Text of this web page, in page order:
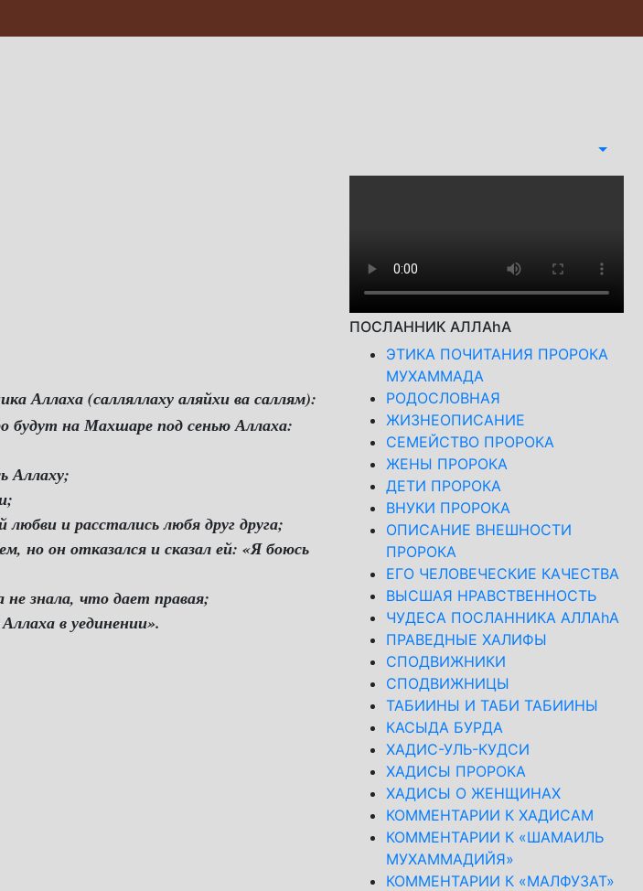
Аллаха (салляллаху аляйхи ва саллям):
будут на Махшаре под сенью Аллаха:
Аллаху;
и расстались любя друг друга;
но он отказался и сказал ей: «Я боюсь
знала, что дает правая;
в уединении».
ПОСЛАННИК АЛЛАhА
ЭТИКА ПОЧИТАНИЯ ПРОРОКА
МУХАММАДА
РОДОСЛОВНАЯ
ЖИЗНЕОПИСАНИЕ
СЕМЕЙСТВО ПРОРОКА
ЖЕНЫ ПРОРОКА
ДЕТИ ПРОРОКА
ВНУКИ ПРОРОКА
ОПИСАНИЕ ВНЕШНОСТИ
ПРОРОКА
ЕГО ЧЕЛОВЕЧЕСКИЕ КАЧЕСТВА
ВЫСШАЯ НРАВСТВЕННОСТЬ
ЧУДЕСА ПОСЛАННИКА АЛЛАhА
ПРАВЕДНЫЕ ХАЛИФЫ
СПОДВИЖНИКИ
СПОДВИЖНИЦЫ
ТАБИИНЫ И ТАБИ ТАБИИНЫ
КАСЫДА БУРДА
ХАДИС-УЛЬ-КУДСИ
ХАДИСЫ ПРОРОКА
ХАДИСЫ О ЖЕНЩИНАХ
КОММЕНТАРИИ К ХАДИСАМ
КОММЕНТАРИИ К «ШАМАИЛЬ
МУХАММАДИЙЯ»
КОММЕНТАРИИ К «МАЛФУЗАТ»